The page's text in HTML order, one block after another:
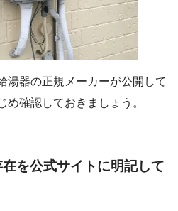
湯器の正規メーカーが公開して
め確認しておきましょう。
を公式サイトに明記して